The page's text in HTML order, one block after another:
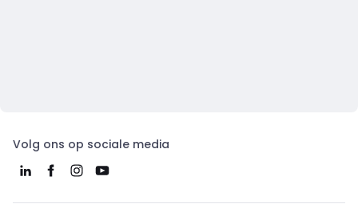
Volg ons op sociale media